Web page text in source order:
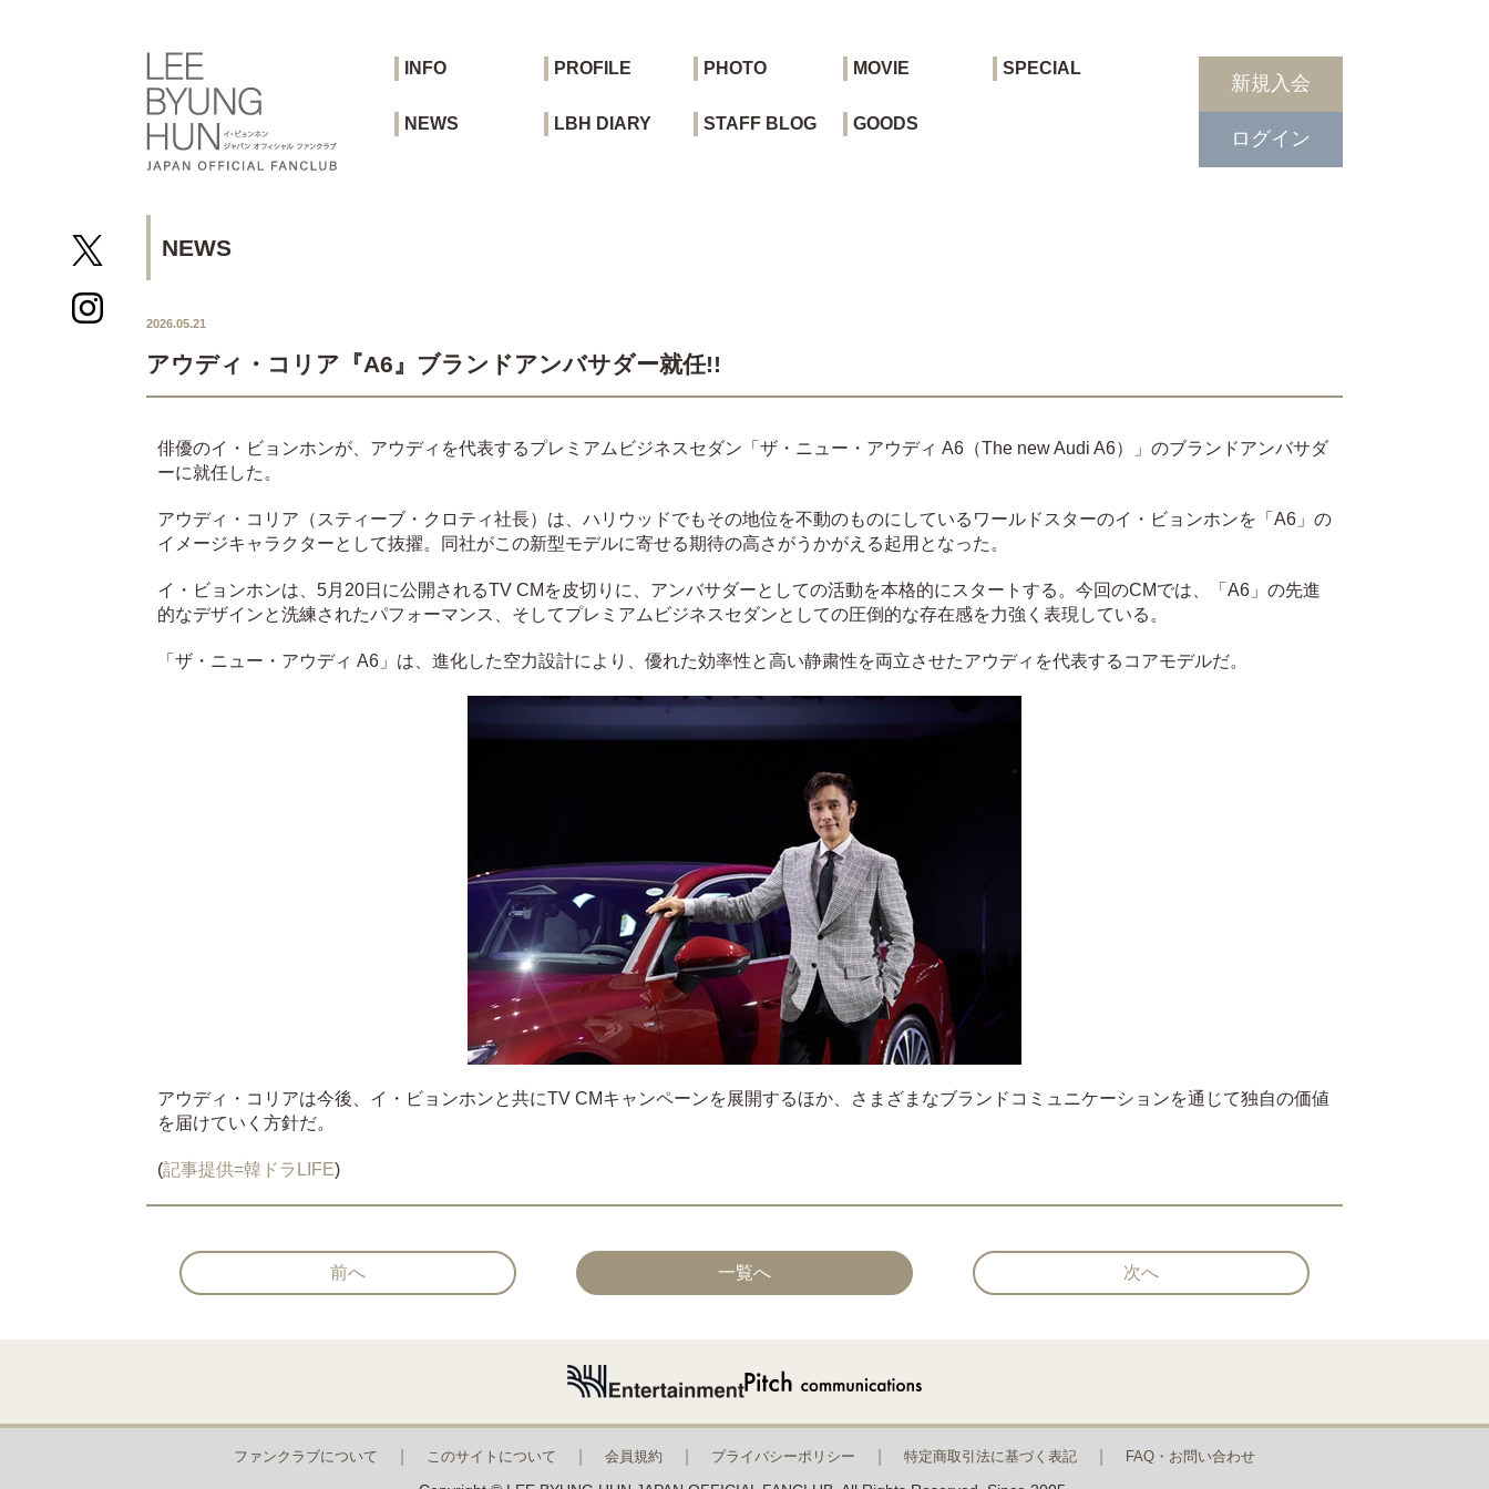
INFO PROFILE PHOTO MOVIE SPECIAL
NEWS LBH DIARY STAFF BLOG GOODS
新規入会
ログイン
NEWS
2026.05.21
アウディ・コリア『A6』ブランドアンバサダー就任!!
俳優のイ・ビョンホンが、アウディを代表するプレミアムビジネスセダン「ザ・ニュー・アウディ A6（The new Audi A6）」のブランドアンバサダ
ーに就任した。
アウディ・コリア（スティーブ・クロティ社長）は、ハリウッドでもその地位を不動のものにしているワールドスターのイ・ビョンホンを「A6」の
イメージキャラクターとして抜擢。同社がこの新型モデルに寄せる期待の高さがうかがえる起用となった。
イ・ビョンホンは、5月20日に公開されるTV CMを皮切りに、アンバサダーとしての活動を本格的にスタートする。今回のCMでは、「A6」の先進
的なデザインと洗練されたパフォーマンス、そしてプレミアムビジネスセダンとしての圧倒的な存在感を力強く表現している。
「ザ・ニュー・アウディ A6」は、進化した空力設計により、優れた効率性と高い静粛性を両立させたアウディを代表するコアモデルだ。
アウディ・コリアは今後、イ・ビョンホンと共にTV CMキャンペーンを展開するほか、さまざまなブランドコミュニケーションを通じて独自の価値
を届けていく方針だ。
(記事提供=韓ドラLIFE)
前へ 一覧へ 次へ
ファンクラブについて このサイトについて 会員規約 プライバシーポリシー 特定商取引法に基づく表記 FAQ・お問い合わせ